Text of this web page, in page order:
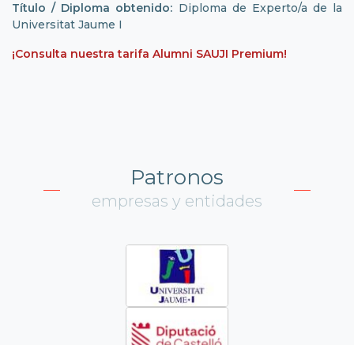
Título / Diploma obtenido: Diploma de Experto/a de la
Universitat Jaume I
¡Consulta nuestra tarifa Alumni SAUJI Premium!
Patronos
empresas y entidades